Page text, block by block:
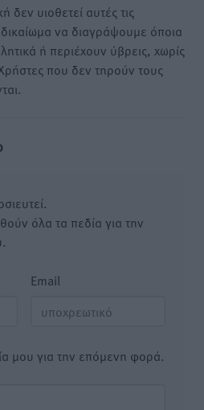
δεν υιοθετεί αυτές τις
να διαγράψουμε όποια
ή περιέχουν ύβρεις, χωρίς
που δεν τηρούν τους
όλα τα πεδία για την
Email
μου για την επόμενη φορά.